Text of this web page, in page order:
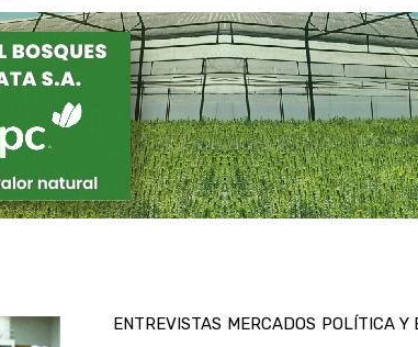
ENTREVISTAS MERCADOS POLÍTICA Y